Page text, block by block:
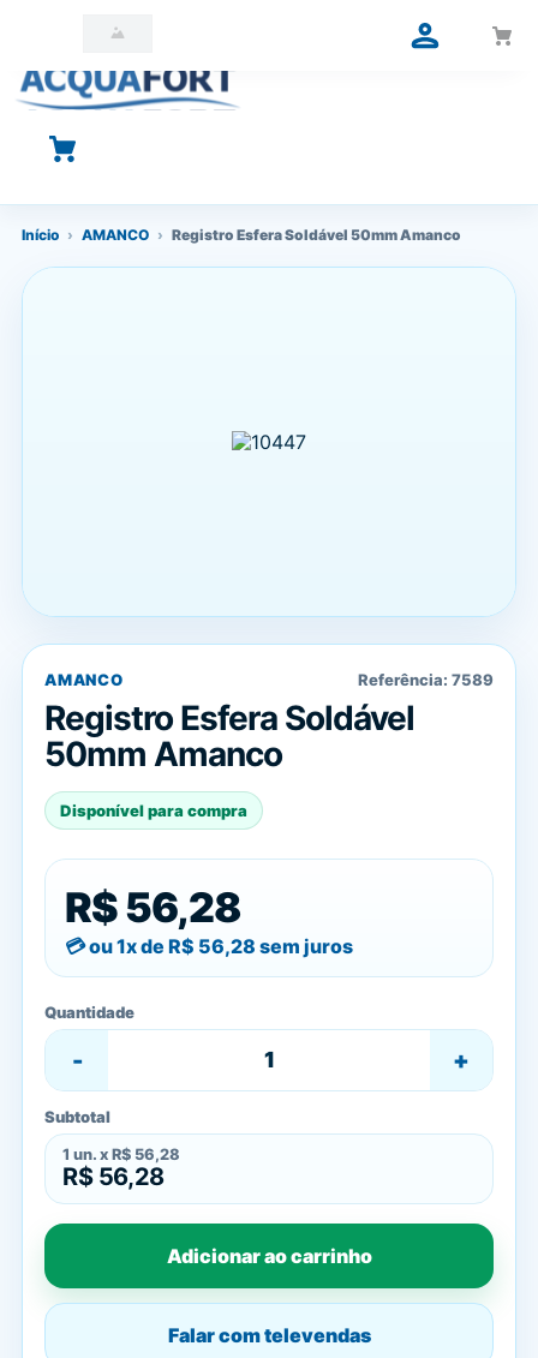
O que você está procurando?
Início › AMANCO › Registro Esfera Soldável 50mm Amanco
AMANCO Referência: 7589
Registro Esfera Soldável
50mm Amanco
Disponível para compra
R$ 56,28
ou 1x de R$ 56,28 sem juros
Quantidade
- +
Subtotal
1 un. x R$ 56,28
R$ 56,28
Adicionar ao carrinho
Falar com televendas